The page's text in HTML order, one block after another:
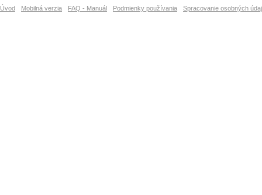
Úvod Mobilná verzia FAQ - Manuál Podmienky používania Spracovanie osobných